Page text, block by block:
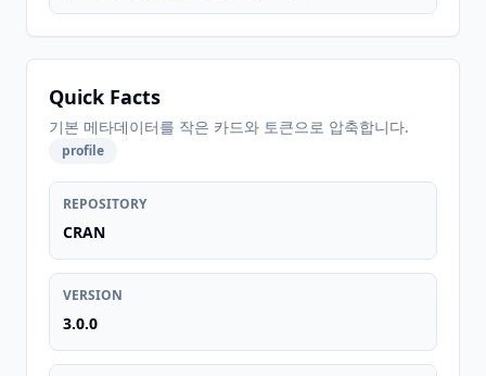
Quick Facts
기본 메타데이터를 작은 카드와 토큰으로 압축합니다.
profile
REPOSITORY
CRAN
VERSION
3.0.0